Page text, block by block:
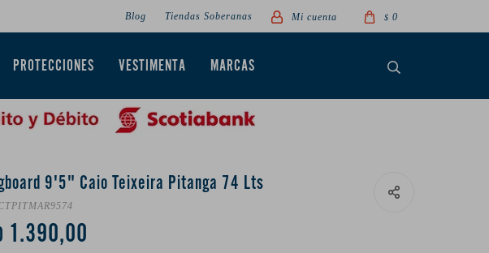
PROTECCIONES VESTIMENTA MARCAS
$ 0
Blog Tiendas Soberanas
9'5" Caio Teixeira Pitanga 74 Lts
1.390,00